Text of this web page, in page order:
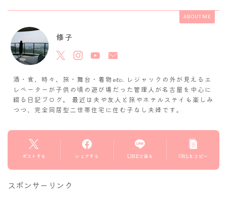
ABOUT ME
修子
酒・食、時々、旅・舞台・着物𝓮𝓽𝓬. レジャックの外が見えるエ
レベーターが子供の頃の遊び場だった管理人が名古屋を中心に
綴る日記ブログ。 最近は夫や友人と旅やホテルステイも楽しみ
つつ、完全同居型二世帯住宅に住む子なし夫婦です。
ポストする シェアする LINEで送る URLをコピー
スポンサーリンク